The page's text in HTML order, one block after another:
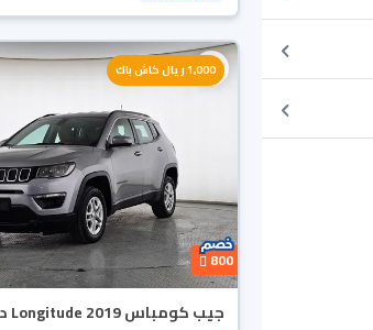
1,000 ريال كاش باك
800
جيب كومباس Longitude 2019 دبل